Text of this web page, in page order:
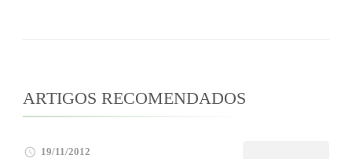
ARTIGOS RECOMENDADOS
19/11/2012